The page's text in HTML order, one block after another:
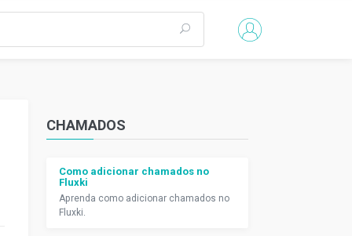
CHAMADOS
Como adicionar chamados no
Fluxki
Aprenda como adicionar chamados no
Fluxki.